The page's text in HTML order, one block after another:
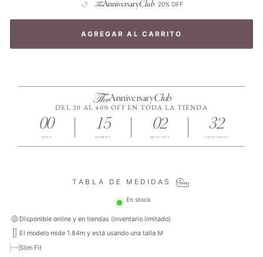
TheAnniversaryClub20% OFF
AGREGAR AL CARRITO
TheAnniversaryClub
DEL 20 AL 40% OFF EN TODA LA TIENDA
00
DÍAS
15
HORAS
02
MINUTOS
32
SEGUNDOS
TABLA DE MEDIDAS
En stock
Disponible online y en tiendas (inventario limitado)
El modelo mide 1.84m y está usando una talla M
Slim Fit